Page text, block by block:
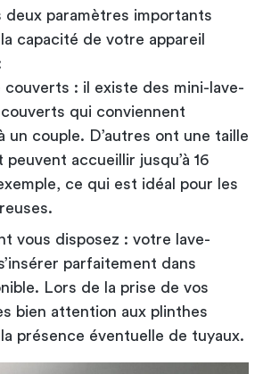
deux paramètres importants
capacité de votre appareil
couverts : il existe des mini-lave-
qui conviennent
un couple. D’autres ont une taille
accueillir jusqu’à 16
ce qui est idéal pour les
vous disposez : votre lave-
parfaitement dans
Lors de la prise de vos
bien attention aux plinthes
présence éventuelle de tuyaux.